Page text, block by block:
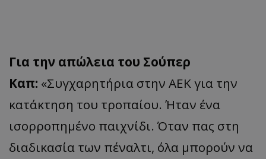
Για την απώλεια του Σούπερ
Καπ: «Συγχαρητήρια στην ΑΕΚ για την
κατάκτηση του τροπαίου. Ήταν ένα
ισορροπημένο παιχνίδι. Όταν πας στη
διαδικασία των πέναλτι, όλα μπορούν να